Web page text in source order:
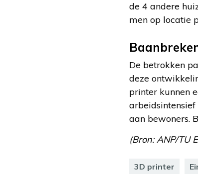
de 4 andere
men op locatie
De betrokken
deze
printer kunnen
aan bewoners.
(Bron: ANP/TU
3D printer